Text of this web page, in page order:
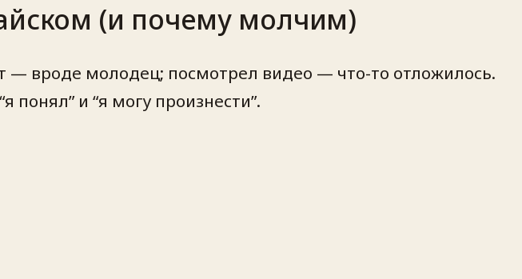
(и почему молчим)
— вроде молодец; посмотрел видео — что-то отложилось.
и “я могу произнести”.